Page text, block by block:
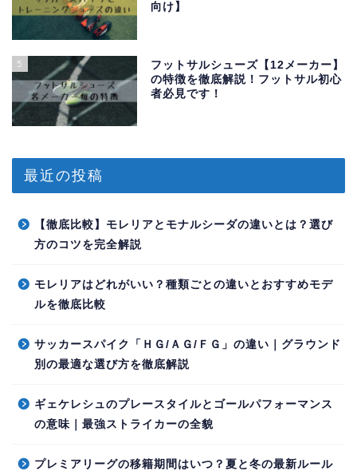
向け】
5
フットサルシューズ【12メーカー】
の特徴を徹底解説！フットサル初心
者必見です！
最近の投稿
【徹底比較】モレリアとモナルシーダの違いとは？選び
方のコツを完全解説
モレリアはどれがいい？種類ごとの違いとおすすめモデ
ルを徹底比較
サッカースパイク「ＨＧ/ＡＧ/ＦＧ」の違い｜グラウンド
別の最適な選び方を徹底解説
ギェケレシュのプレースタイルとゴールパフォーマンス
の意味｜最強ストライカーの全貌
プレミアリーグの移籍期間はいつ？夏と冬の最新ルール